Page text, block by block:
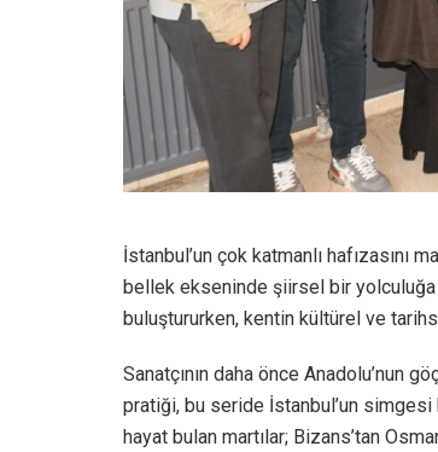
İstanbul’un çok katmanlı
bellek ekseninde şiirsel bir yolculuğa
buluştururken, kentin kültürel ve
Sanatçının daha önce Anadolu’nun
pratiği, bu seride İstanbul’un simgesi
hayat bulan martılar; Bizans’tan